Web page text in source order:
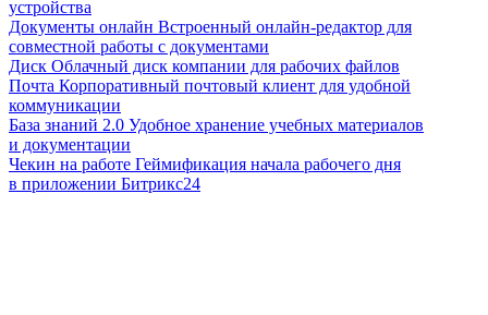
устройства
Документы онлайн Встроенный онлайн-редактор для
совместной работы с документами
Диск Облачный диск компании для рабочих файлов
Почта Корпоративный почтовый клиент для удобной
коммуникации
База знаний 2.0 Удобное хранение учебных материалов
и документации
Чекин на работе Геймификация начала рабочего дня
в приложении Битрикс24